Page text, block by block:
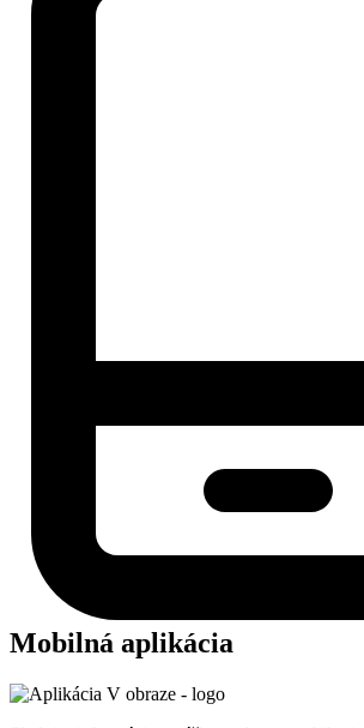
Mobilná aplikácia